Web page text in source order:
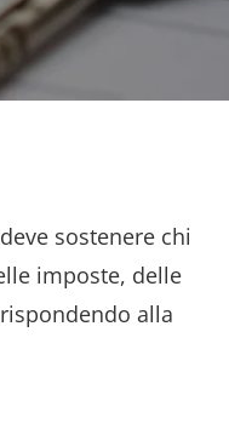
sostenere chi
imposte, delle
alla